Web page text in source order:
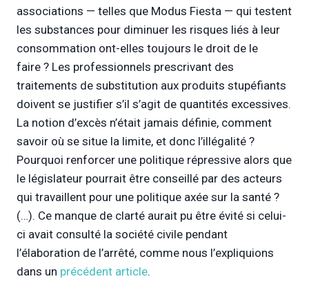
associations — telles que Modus Fiesta — qui testent
les substances pour diminuer les risques liés à leur
consommation ont-elles toujours le droit de le
faire ? Les professionnels prescrivant des
traitements de substitution aux produits stupéfiants
doivent se justifier s’il s’agit de quantités excessives.
La notion d’excès n’était jamais définie, comment
savoir où se situe la limite, et donc l’illégalité ?
Pourquoi renforcer une politique répressive alors que
le législateur pourrait être conseillé par des acteurs
qui travaillent pour une politique axée sur la santé ?
(…). Ce manque de clarté aurait pu être évité si celui-
ci avait consulté la société civile pendant
l’élaboration de l’arrêté, comme nous l’expliquions
dans un précédent article.